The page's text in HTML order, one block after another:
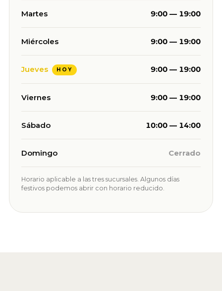
Martes 9:00 — 19:00
Miércoles 9:00 — 19:00
Jueves 9:00 — 19:00
Viernes 9:00 — 19:00
Sábado 10:00 — 14:00
Domingo Cerrado
Horario aplicable a las tres sucursales. Algunos días
festivos podemos abrir con horario reducido.